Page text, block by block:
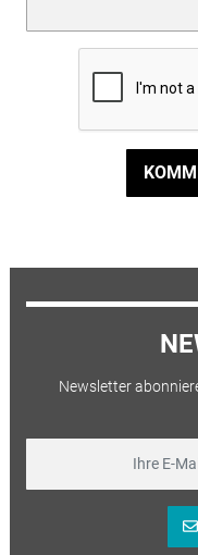
Newsletter